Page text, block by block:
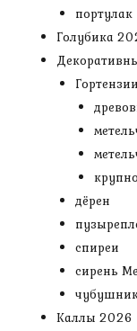
портулак
Голубика
дёрен
спиреи
сирень
Каллы 2026